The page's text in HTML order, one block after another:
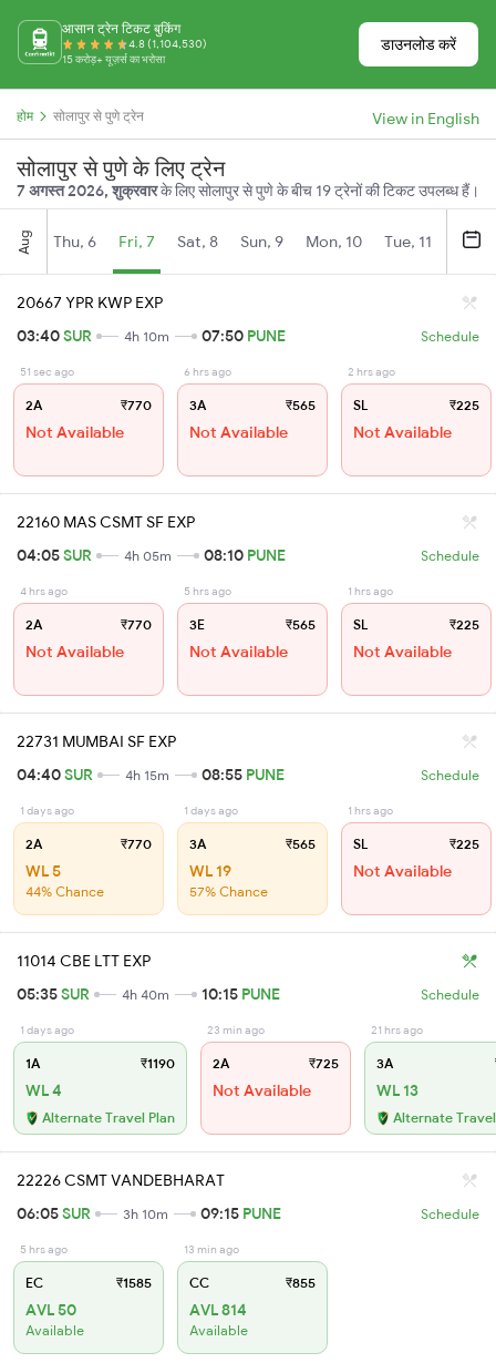
आसान ट्रेन टिकट बुकिंग
4.8 (1,104,530)
15 करोड़+ यूज़र्स का भरोसा
डाउनलोड करें
होम सोलापुर से पुणे ट्रेन View in English
सोलापुर से पुणे के लिए ट्रेन
7 अगस्त 2026, शुक्रवारके लिए सोलापुर से पुणे के बीच 19 ट्रेनों की टिकट उपलब्ध हैं।
Aug Thu, 6 Fri, 7 Sat, 8 Sun, 9 Mon, 10 Tue, 11
20667 YPR KWP EXP
03:40SUR 4h 10m 07:50 PUNE Schedule
51 sec ago
2A ₹770
Not Available
6 hrs ago
3A ₹565
Not Available
2 hrs ago
SL ₹225
Not Available
22160 MAS CSMT SF EXP
04:05SUR 4h 05m 08:10 PUNE Schedule
4 hrs ago
2A ₹770
Not Available
5 hrs ago
3E ₹565
Not Available
1 hrs ago
SL ₹225
Not Available
22731 MUMBAI SF EXP
04:40SUR 4h 15m 08:55 PUNE Schedule
1 days ago
2A ₹770
WL 5
44% Chance
1 days ago
3A ₹565
WL 19
57% Chance
1 hrs ago
SL ₹225
Not Available
11014 CBE LTT EXP
05:35SUR 4h 40m 10:15 PUNE Schedule
1 days ago
1A ₹1190
WL 4
Alternate Travel Plan
23 min ago
2A ₹725
Not Available
21 hrs ago
3A
WL 13
Alternate
22226 CSMT VANDEBHARAT
06:05SUR 3h 10m 09:15 PUNE Schedule
5 hrs ago
EC ₹1585
AVL 50
Available
13 min ago
CC ₹855
AVL 814
Available